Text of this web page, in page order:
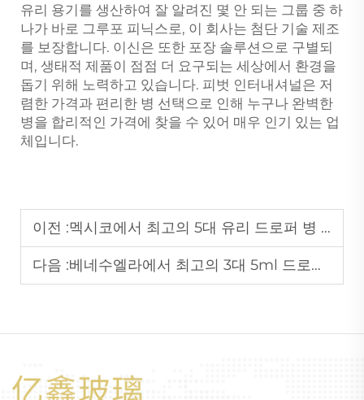
유리 용기를 생산하여 잘 알려진 몇 안 되는 그룹 중 하
나가 바로 그루포 피닉스로, 이 회사는 첨단 기술 제조
를 보장합니다. 이신은 또한 포장 솔루션으로 구별되
며, 생태적 제품이 점점 더 요구되는 세상에서 환경을
돕기 위해 노력하고 있습니다. 피벗 인터내셔널은 저
렴한 가격과 편리한 병 선택으로 인해 누구나 완벽한
병을 합리적인 가격에 찾을 수 있어 매우 인기 있는 업
체입니다.
이전 :멕시코에서 최고의 5대 유리 드로퍼 병 공급업체
다음 :베네수엘라에서 최고의 3대 5ml 드로퍼 제조업체